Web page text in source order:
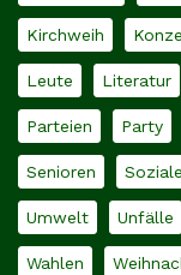
Kirchweih
Leute Literatur
Parteien Party
Senioren
Umwelt Unfälle
Wahlen